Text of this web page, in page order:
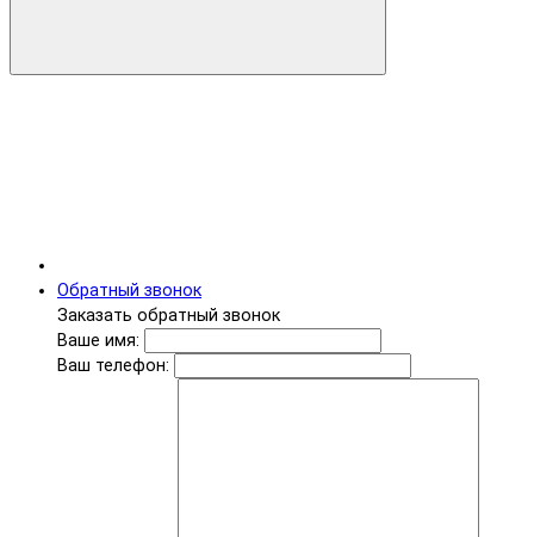
Обратный звонок
Заказать обратный звонок
Ваше имя:
Ваш телефон: